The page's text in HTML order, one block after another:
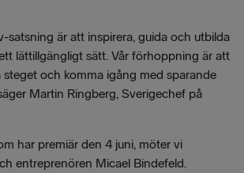
satsning är att inspirera, guida och utbilda
lättillgängligt sätt. Vår förhoppning är att
steget och komma igång med sparande
Martin Ringberg, Sverigechef på
har premiär den 4 juni, möter vi
entreprenören Micael Bindefeld.